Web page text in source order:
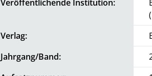
Veröffentlichende Institution:
Verlag:
Jahrgang/Band: